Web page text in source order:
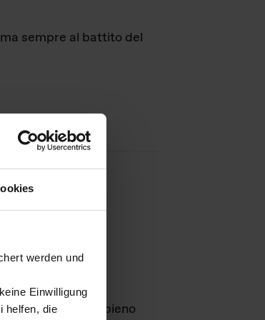
werden und
Einwilligung
helfen, die
sempre al battito del
e rimangono in pieno